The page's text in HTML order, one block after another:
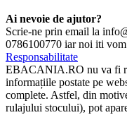
Ai nevoie de ajutor?
Scrie-ne prin email la
0786100770 iar noi iti
Responsabilitate
EBACANIA.RO nu va fi
informațiile postate pe
complete. Astfel, din
rulajului stocului), pot